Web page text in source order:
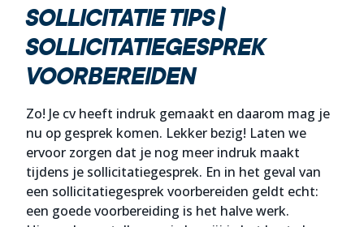
SOLLICITATIE TIPS |
SOLLICITATIEGESPREK
VOORBEREIDEN
Zo! Je cv heeft indruk gemaakt en daarom mag je
nu op gesprek komen. Lekker bezig! Laten we
ervoor zorgen dat je nog meer indruk maakt
tijdens je sollicitatiegesprek. En in het geval van
een sollicitatiegesprek voorbereiden geldt echt:
een goede voorbereiding is het halve werk.